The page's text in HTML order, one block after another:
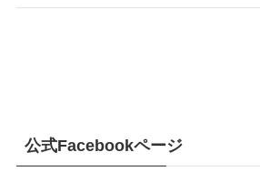
公式Facebookページ